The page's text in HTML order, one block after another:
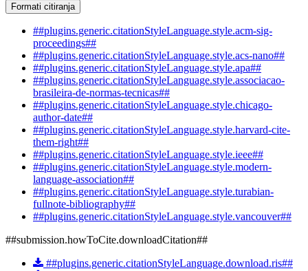
Formati citiranja
##plugins.generic.citationStyleLanguage.style.acm-sig-
proceedings##
##plugins.generic.citationStyleLanguage.style.acs-nano##
##plugins.generic.citationStyleLanguage.style.apa##
##plugins.generic.citationStyleLanguage.style.associacao-
brasileira-de-normas-tecnicas##
##plugins.generic.citationStyleLanguage.style.chicago-
author-date##
##plugins.generic.citationStyleLanguage.style.harvard-cite-
them-right##
##plugins.generic.citationStyleLanguage.style.ieee##
##plugins.generic.citationStyleLanguage.style.modern-
language-association##
##plugins.generic.citationStyleLanguage.style.turabian-
fullnote-bibliography##
##plugins.generic.citationStyleLanguage.style.vancouver##
##submission.howToCite.downloadCitation##
##plugins.generic.citationStyleLanguage.download.ris##